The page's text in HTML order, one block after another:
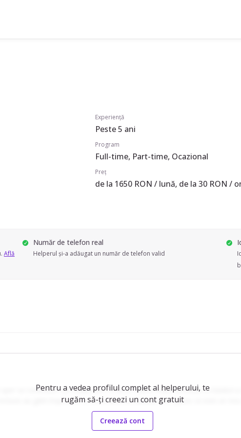
Experiență
Peste 5 ani
Program
Full-time, Part-time, Ocazional
Preț
de la 1650 RON / lună, de la 30 RON /
Află
Număr de telefon real
Helperul și-a adăugat un număr de telefon valid
Pentru a vedea profilul complet al helperului, te
rugăm să-ți creezi un cont gratuit
Creează cont
sa continuăm să colaborăm. A făcut foarte multe activități cu băiatul
au gătit împreună. O recomand cu căldură! Pot spune că este un